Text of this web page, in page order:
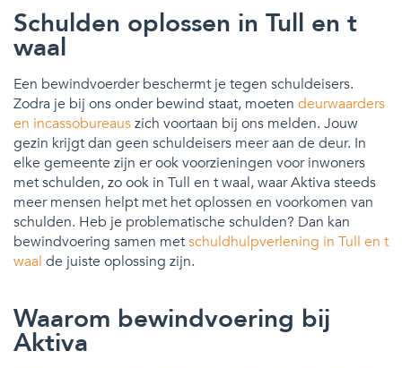
Schulden oplossen in Tull en t
waal
Een bewindvoerder beschermt je tegen schuldeisers.
Zodra je bij ons onder bewind staat, moeten deurwaarders
en incassobureauszich voortaan bij ons melden. Jouw
gezin krijgt dan geen schuldeisers meer aan de deur. In
elke gemeente zijn er ook voorzieningen voor inwoners
met schulden, zo ook in Tull en t waal, waar Aktiva steeds
meer mensen helpt met het oplossen en voorkomen van
schulden. Heb je problematische schulden? Dan kan
bewindvoering samen metschuldhulpverlening in Tull en t
waal de juiste oplossing zijn.
Waarom bewindvoering bij
Aktiva